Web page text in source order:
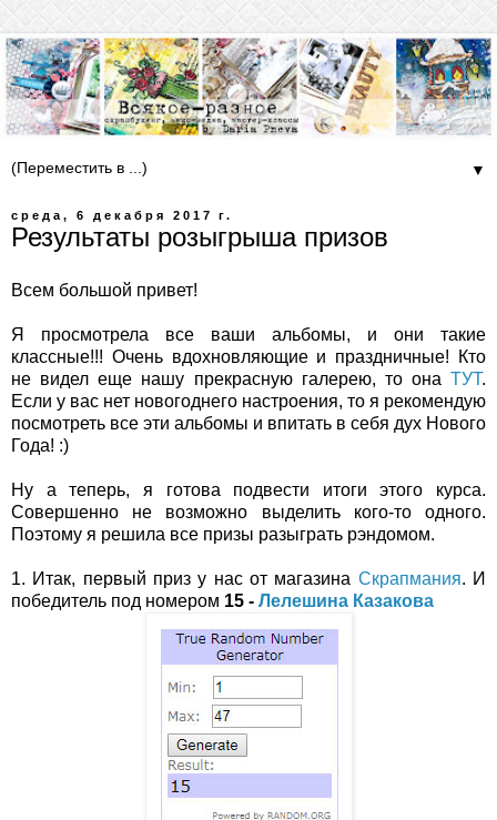
▼
среда, 6 декабря 2017 г.
Результаты розыгрыша призов
Всем большой привет!
Я просмотрела все ваши альбомы, и они такие
классные!!! Очень вдохновляющие и праздничные! Кто
не видел еще нашу прекрасную галерею, то она ТУТ.
Если у вас нет новогоднего настроения, то я рекомендую
посмотреть все эти альбомы и впитать в себя дух Нового
Года! :)
Ну а теперь, я готова подвести итоги этого курса.
Совершенно не возможно выделить кого-то одного.
Поэтому я решила все призы разыграть рэндомом.
1. Итак, первый приз у нас от магазина Скрапмания. И
победитель под номером 15 - Лелешина Казакова